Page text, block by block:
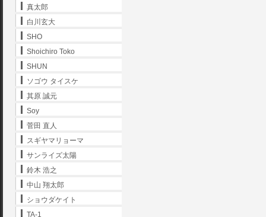
真太郎
白川玄大
SHO
Shoichiro Toko
SHUN
ソゴウ タイスケ
其原 誠元
Soy
菅田 直人
スギヤマリョーマ
サンライズ太陽
鈴木 浩之
中山 翔太郎
ショウダケイト
TA-1